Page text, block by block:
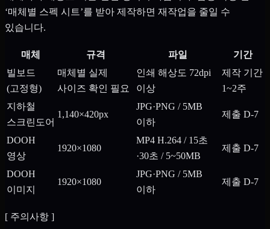
‘매체별 스펙 시트’를 받아 제작하면 재작업을 줄일 수
있습니다.
매체 규격 파일
기간
빌보드
(고정형)
매체별 실제
사이즈 확인 필요
인쇄 해상도 72dpi
이상
제작 기간
1~2주
지하철
스크린도어
1,140×420px
JPG·PNG / 5MB
이하
제출 D-7
DOOH
영상
1920×1080
MP4 H.264 / 15초
·30초 / 5~50MB
제출 D-7
DOOH
이미지
1920×1080
JPG·PNG / 5MB
이하
제출 D-7
[ 주의사항 ]